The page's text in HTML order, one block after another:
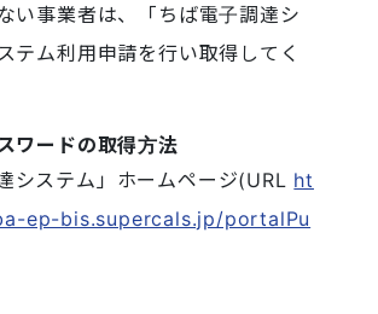
い事業者は、「ちば電子調達シ
テム利用申請を行い取得してく
ワードの取得方法
システム」ホームページ(URL ht
ep-bis.supercals.jp/portalPu